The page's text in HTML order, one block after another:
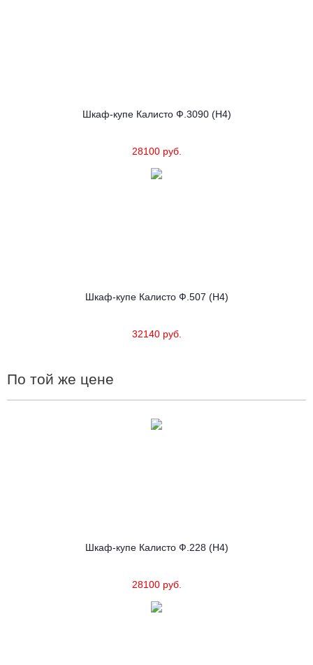
Шкаф-купе Калисто Ф.3090 (Н4)
28100 руб.
Шкаф-купе Калисто Ф.507 (Н4)
32140 руб.
По той же цене
Шкаф-купе Калисто Ф.228 (Н4)
28100 руб.